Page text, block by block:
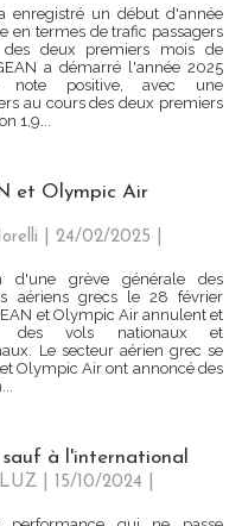
enregistré un début d'année
en termes de trafic passagers
deux premiers mois de
a démarré l'année 2025
positive, avec une
au cours des deux premiers
1,9...
et Olympic Air
| 24/02/2025
d'une grève générale des
aériens grecs le 28 février
et Olympic Air annulent et
des vols nationaux et
Le secteur aérien grec se
Olympic Air ont annoncé des
à l'international
| 15/10/2024